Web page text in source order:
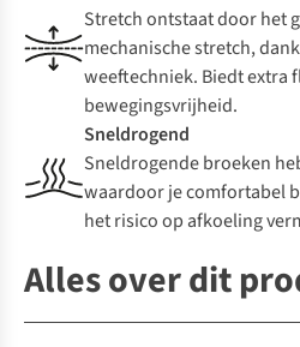
Stretch ontstaat door het
mechanische stretch,
weeftechniek. Biedt extra
bewegingsvrijheid.
Sneldrogend
Sneldrogende broeken
waardoor je comfortabel
het risico op afkoeling
Alles over dit